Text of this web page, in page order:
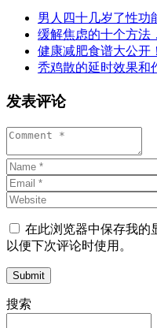
男人四十几岁了性功
缓解焦虑的十个方法
健康减肥食谱大公开
秃鸡散的延时效果和
发表评论
在此浏览器中保存我的
以便下次评论时使用。
Submit
搜索